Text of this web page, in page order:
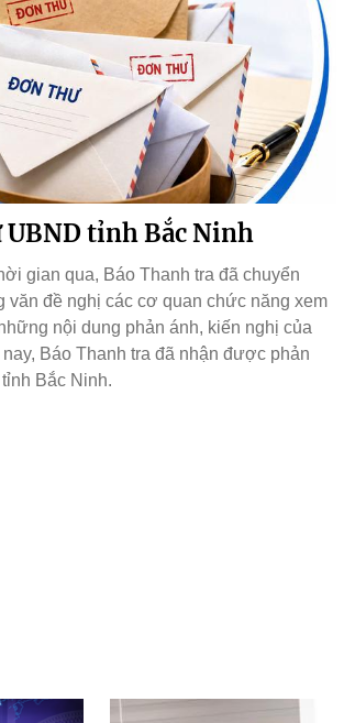
UBND tỉnh Bắc Ninh
gian qua, Báo Thanh tra đã chuyển
văn đề nghị các cơ quan chức năng xem
nội dung phản ánh, kiến nghị của
Báo Thanh tra đã nhận được phản
Bắc Ninh.